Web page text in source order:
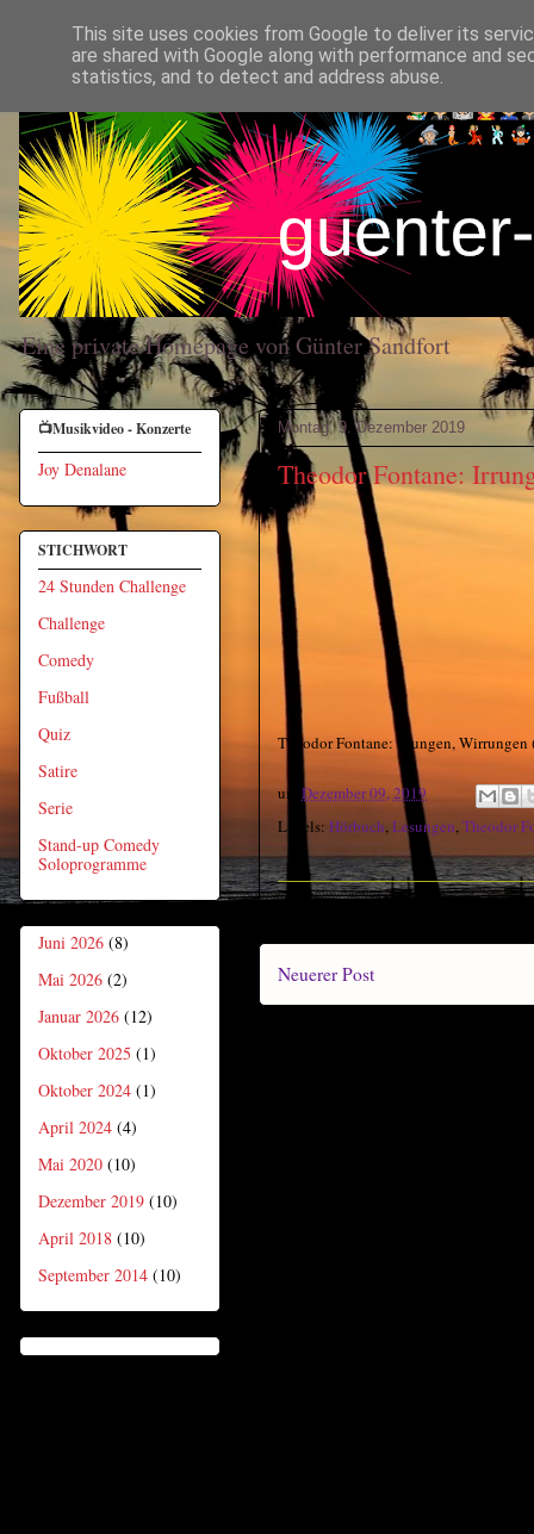
Eine private Homepage von Günter Sandfort
Montag, 9. Dezember 2019
Theodor Fontane:
Theodor Fontane: Irrungen, Wirrungen
um Dezember 09, 2019
Labels: Hörbuch,Lesungen,Theodor
Neuerer Post
📺Musikvideo - Konzerte
Joy Denalane
STICHWORT
24 Stunden Challenge
Challenge
Comedy
Fußball
Quiz
Satire
Serie
Stand-up Comedy
Soloprogramme
Juni 2026 (8)
Mai 2026 (2)
Januar 2026 (12)
Oktober 2025 (1)
Oktober 2024 (1)
April 2024 (4)
Mai 2020 (10)
Dezember 2019 (10)
April 2018 (10)
September 2014 (10)
This site uses cookies from Google to deliver its
are shared with Google along with performance and
statistics, and to detect and address abuse.